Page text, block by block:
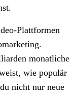
Plattformen
monatliche
wie populär
nicht nur neue